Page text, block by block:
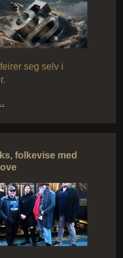
seg selv i
folkevise med